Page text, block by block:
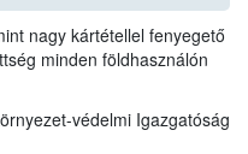
nagy kártétellel fenyegető
minden földhasználón
védelmi Igazgatóság